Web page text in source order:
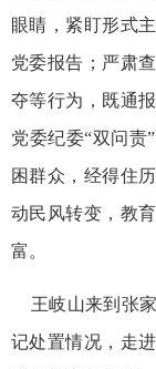
眼睛，紧盯形式
党委报告；严肃
夺等行为，既通
党委纪委“双问责
困群众，经得住
动民风转变，教
富。
王岐山来到张
记处置情况，走